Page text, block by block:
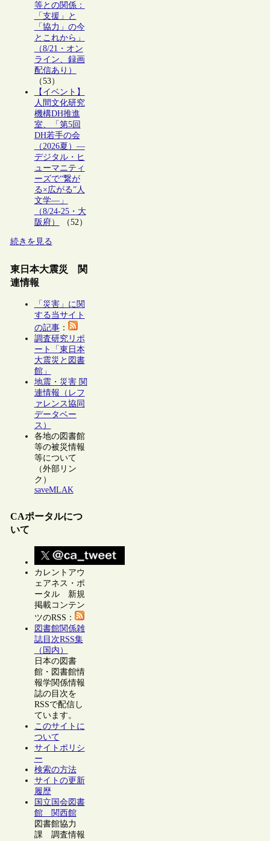
等との関係：
「支援」と
「協力」の今
とこれから」
（8/21・オン
ライン、録画
配信あり）
（53）
【イベント】
人間文化研究
機構DH推進
室、「第5回
DH若手の会
（2026夏）―
デジタル・ヒ
ューマニティ
ーズで“繋が
る×広がる”人
文学―」
（8/24-25・大
阪府）
（52）
続きを見る
東日本大震災 関
連情報
「災害」に関
する当サイト
の記事：
調査研究リポ
ート「東日本
大震災と図書
館」
地震・災害 関
連情報（レフ
ァレンス協同
データベー
ス）
各地の図書館
等の被災情報
等について
（外部リン
ク）
saveMLAK
CAポータルにつ
いて
カレントアウ
ェアネス・ポ
ータル 新規
掲載コンテン
ツのRSS：
図書館関係雑
誌目次RSS集
（国内）
日本の図書
館・図書館情
報学関係情報
誌の目次を
RSSで配信し
ています。
このサイトに
ついて
サイトポリシ
ー
検索の方法
サイトの更新
履歴
国立国会図書
館 関西館
図書館協力
課 調査情報